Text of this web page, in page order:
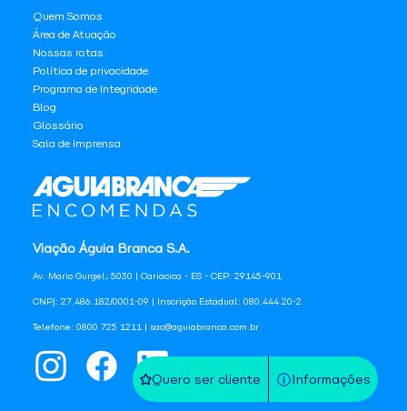
Quero ser cliente Informações
Viação Águia Branca S.A.
Av. Mario Gurgel, 5030 | Cariacica - ES - CEP: 29145-901
CNPJ: 27.486.182/0001-09 | Inscrição Estadual: 080.444.20-2
Telefone: 0800 725 1211 | sac@aguiabranca.com.br
Quem Somos
Área de Atuação
Nossas rotas
Política de privacidade
Programa de Integridade
Blog
Glossário
Sala de Imprensa